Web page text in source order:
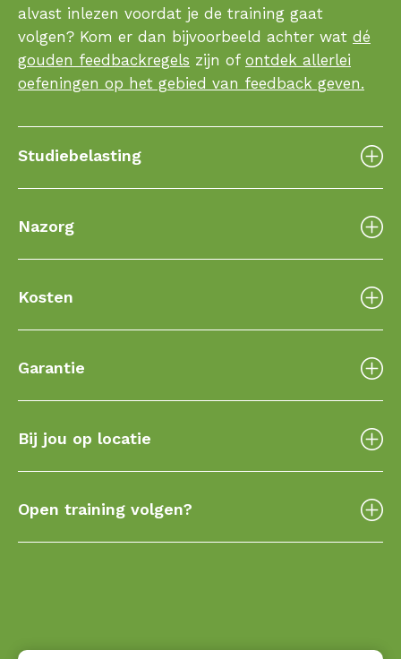
alvast inlezen voordat je de training gaat
volgen? Kom er dan bijvoorbeeld achter wat dé
gouden feedbackregels zijn of ontdek allerlei
oefeningen op het gebied van feedback geven.
Studiebelasting
Nazorg
Kosten
Garantie
Bij jou op locatie
Open training volgen?